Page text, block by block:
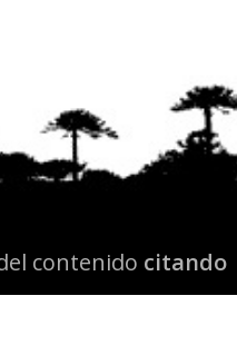
contenido citando